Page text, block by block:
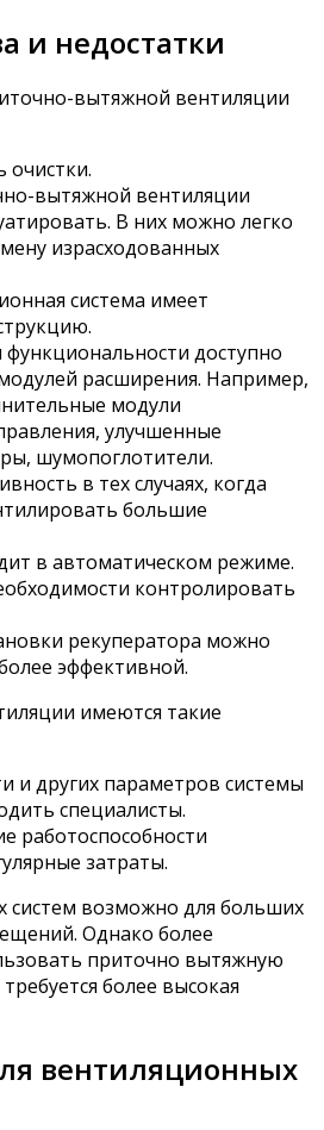
и недостатки
вытяжной вентиляции
очистки.
вытяжной вентиляции
В них можно легко
израсходованных
система имеет
доступно
расширения. Например,
модули
улучшенные
шумопоглотители.
в тех случаях, когда
большие
в автоматическом режиме.
контролировать
рекуператора можно
эффективной.
имеются такие
и других параметров системы
специалисты.
работоспособности
затраты.
систем возможно для больших
Однако более
приточно вытяжную
более высокая
вентиляционных